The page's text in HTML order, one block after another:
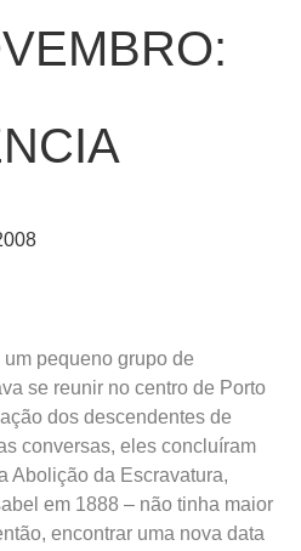
pequeno grupo de
se reunir no centro de Porto
dos descendentes de
conversas, eles concluíram
Abolição da Escravatura,
em 1888 – não tinha maior
encontrar uma nova data